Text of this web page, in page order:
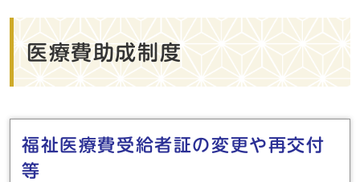
医療費助成制度
メインメニュー
福祉医療費受給者証の変更や再交付
等